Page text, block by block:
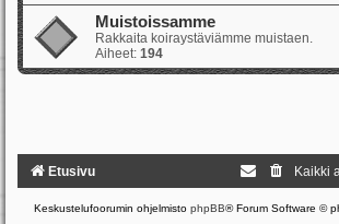
Muistoissamme
Rakkaita koiraystäviämme muistaen.
Aiheet: 194
Etusivu Kaikki
Keskustelufoorumin ohjelmisto phpBB® Forum Software ©